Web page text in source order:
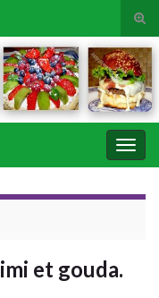
et gouda.